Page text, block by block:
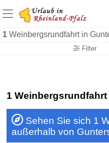
1 Weinbergsrundfahrt in
Filter
+1.500
+1.000
1
Sehen Sie sich 1
außerhalb von